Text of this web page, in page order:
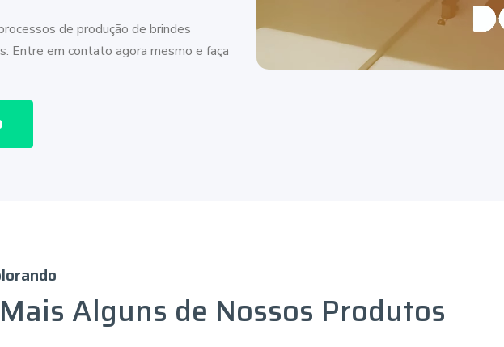
de produção de brindes
Entre em contato agora mesmo e faça
Alguns de Nossos Produtos